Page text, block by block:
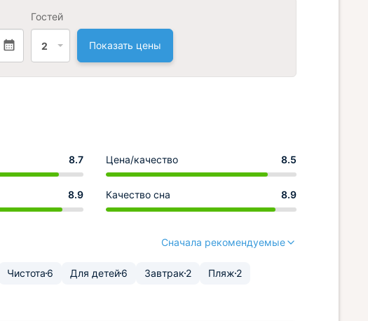
Гостей
2 Показать цены
8.7 Цена/качество 8.5
8.9 Качество сна 8.9
Сначала рекомендуемые
Чистота 6 Для детей6 Завтрак 2 Пляж 2